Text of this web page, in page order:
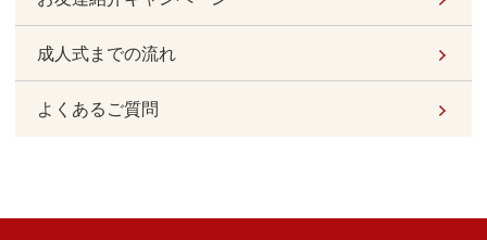
成人式までの流れ
よくあるご質問